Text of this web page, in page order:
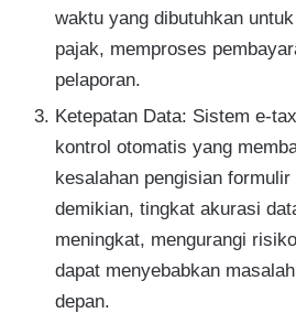
waktu yang dibutuhkan
pajak, memproses
pelaporan.
Ketepatan Data: Sistem e-
kontrol otomatis yang
kesalahan pengisian
demikian, tingkat akurasi
meningkat, mengurangi
dapat menyebabkan
depan.